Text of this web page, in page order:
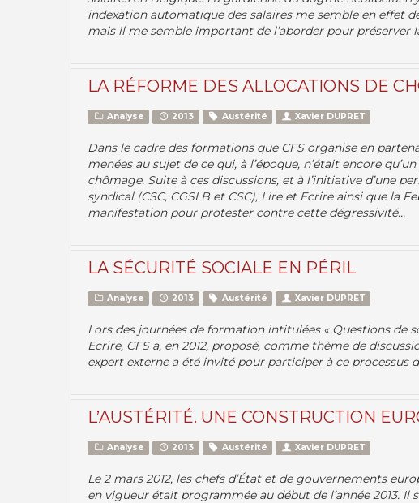
indexation automatique des salaires me semble en effet
mais il me semble important de l’aborder pour préserver
LA RÉFORME DES ALLOCATIONS DE
Analyse 2013 Austérité Xavier DUPRET
Dans le cadre des formations que CFS organise en
menées au sujet de ce qui, à l’époque, n’était encore
chômage. Suite à ces discussions, et à l’initiative d’une
syndical (CSC, CGSLB et CSC), Lire et Ecrire ainsi que la
manifestation pour protester contre cette dégressivité...
LA SÉCURITÉ SOCIALE EN PÉRIL
Analyse 2013 Austérité Xavier DUPRET
Lors des journées de formation intitulées « Questions de
Ecrire, CFS a, en 2012, proposé, comme thème de
expert externe a été invité pour participer à ce processus
L’AUSTÉRITÉ. UNE CONSTRUCTION
Analyse 2013 Austérité Xavier DUPRET
Le 2 mars 2012, les chefs d’État et de gouvernements
en vigueur était programmée au début de l’année 2013. Il